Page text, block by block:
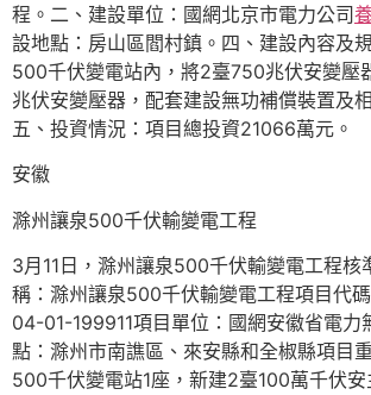
程。二、建設單位：國網北京市電力公司
設地點：房山區閻村鎮。四、建設內容及
500千伏變電站內，將2臺750兆伏安變壓
兆伏安變壓器，配套建設無功補償裝置及
五、投資情況：項目總投資21066萬元。
安徽
滁州讓泉500千伏輸變電工程
3月11日，滁州讓泉500千伏輸變電工程核
稱：滁州讓泉500千伏輸變電工程項目代
04-01-199911項目單位：國網安徽省電力
點：滁州市南譙區、來安縣和全椒縣項目
500千伏變電站1座，新建2臺100萬千伏